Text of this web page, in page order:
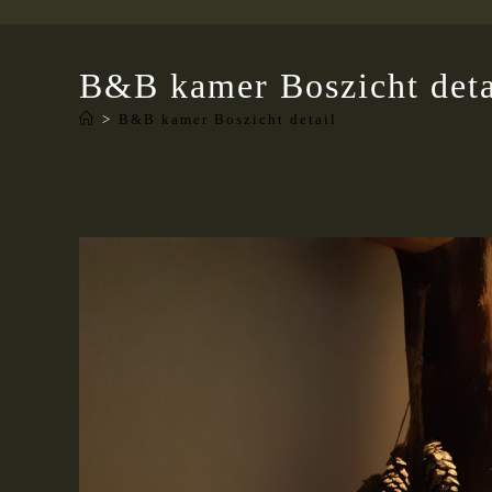
B&B kamer Boszicht
> B&B kamer Boszicht detail